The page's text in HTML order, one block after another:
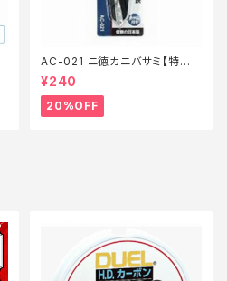
AC-021 ニ徳カニバサミ【特価
装備】【20】
¥240
20%OFF